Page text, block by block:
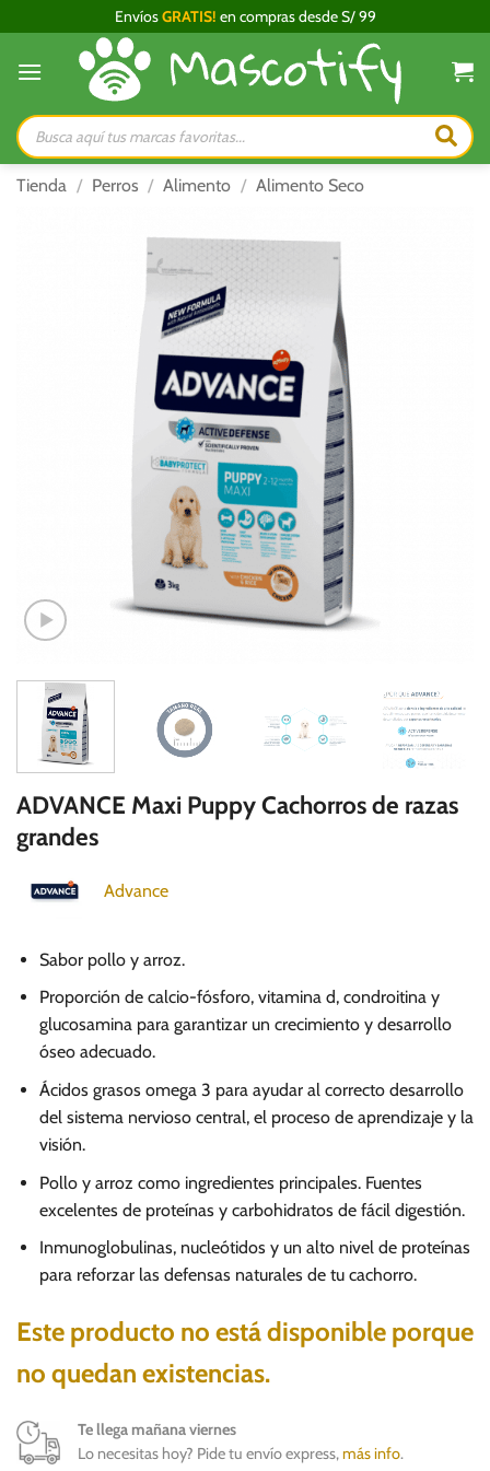
al
contenido
EnvíosGRATIS! en compras desde S/ 99
Búsqueda
de
productos
Tienda / Perros / Alimento / Alimento Seco
ADVANCE Maxi Puppy Cachorros de razas
grandes
Advance
Sabor pollo y arroz.
Proporción de calcio-fósforo, vitamina d, condroitina y
glucosamina para garantizar un crecimiento y desarrollo
óseo adecuado.
Ácidos grasos omega 3 para ayudar al correcto desarrollo
del sistema nervioso central, el proceso de aprendizaje y la
visión.
Pollo y arroz como ingredientes principales. Fuentes
excelentes de proteínas y carbohidratos de fácil digestión.
Inmunoglobulinas, nucleótidos y un alto nivel de proteínas
para reforzar las defensas naturales de tu cachorro.
Este producto no está disponible porque
no quedan existencias.
Te llega mañana viernes
Lo necesitas hoy? Pide tu envío express,más info.